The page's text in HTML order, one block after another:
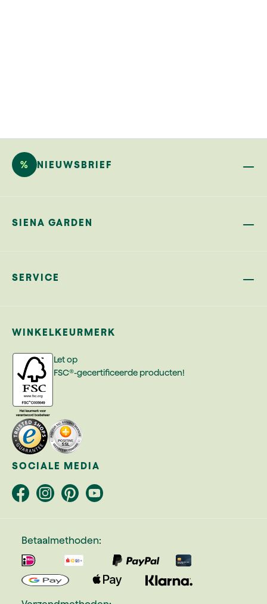
% NIEUWSBRIEF
SIENA GARDEN
SERVICE
WINKELKEURMERK
Let op
FSC®-gecertificeerde producten!
SOCIALE MEDIA
Betaalmethoden: